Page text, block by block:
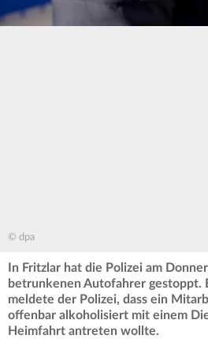
© dpa
In Fritzlar hat die Polizei am
betrunkenen Autofahrer gestoppt.
meldete der Polizei, dass ein
offenbar alkoholisiert mit einem
Heimfahrt antreten wollte.